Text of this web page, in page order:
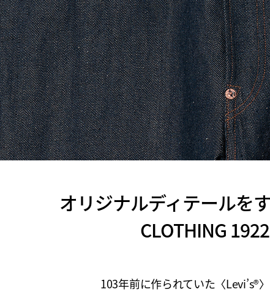
オリジナルディテールを
CLOTHING
103年前に作られていた〈Levi’s®